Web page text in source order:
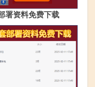
署资料免费下载